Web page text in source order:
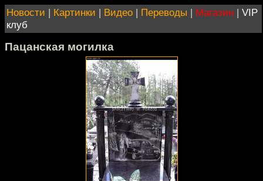
Новости | Картинки | Видео | Переводы | Магазин | VIP
клуб
Пацанская могилка